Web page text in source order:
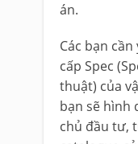
án.
Các bạn
cấp Spec
thuật) của
bạn sẽ hình
chủ đầu tư,